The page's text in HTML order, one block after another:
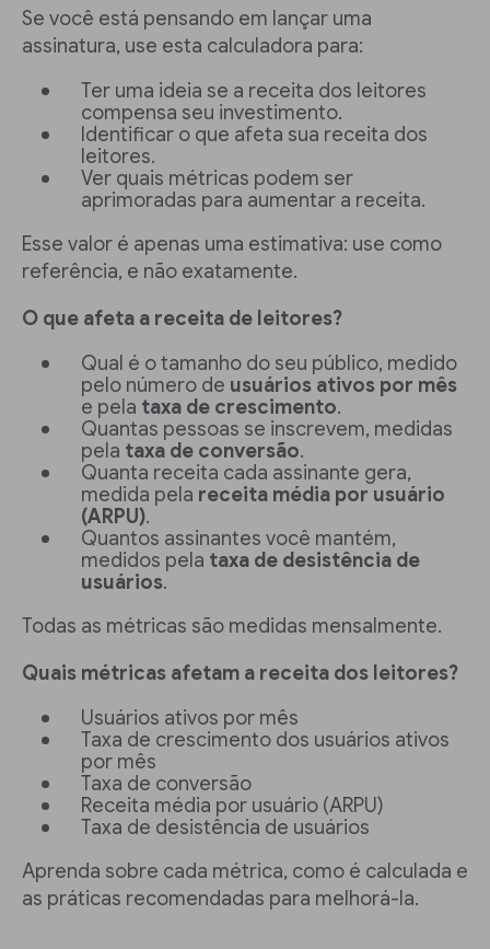
Se você está pensando em lançar uma
assinatura, use esta calculadora para:
Ter uma ideia se a receita dos leitores
compensa seu investimento.
Identificar o que afeta sua receita dos
leitores.
Ver quais métricas podem ser
aprimoradas para aumentar a receita.
Esse valor é apenas uma estimativa: use como
referência, e não exatamente.
O que afeta a receita de leitores?
Qual é o tamanho do seu público, medido
pelo número de usuários ativos por mês
e pela taxa de crescimento.
Quantas pessoas se inscrevem, medidas
pela taxa de conversão.
Quanta receita cada assinante gera,
medida pela receita média por usuário
(ARPU).
Quantos assinantes você mantém,
medidos pela taxa de desistência de
usuários.
Todas as métricas são medidas mensalmente.
Quais métricas afetam a receita dos leitores?
Usuários ativos por mês
Taxa de crescimento dos usuários ativos
por mês
Taxa de conversão
Receita média por usuário (ARPU)
Taxa de desistência de usuários
Aprenda sobre cada métrica, como é calculada e
as práticas recomendadas para melhorá-la.